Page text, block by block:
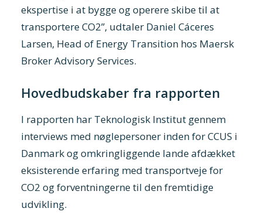
ekspertise i at bygge og operere skibe til at
transportere CO2”, udtaler Daniel Cáceres
Larsen, Head of Energy Transition hos Maersk
Broker Advisory Services.
Hovedbudskaber fra rapporten
I rapporten har Teknologisk Institut gennem
interviews med nøglepersoner inden for CCUS i
Danmark og omkringliggende lande afdækket
eksisterende erfaring med transportveje for
CO2 og forventningerne til den fremtidige
udvikling.